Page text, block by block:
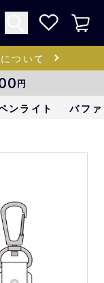
ついて
円
ンライト バフ